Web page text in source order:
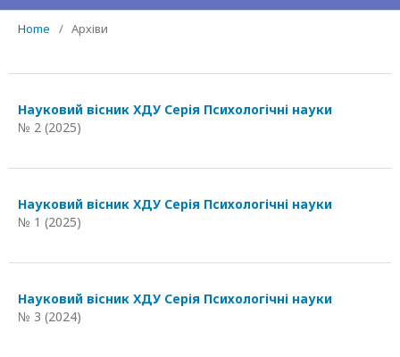
Home / Архіви
Науковий вісник ХДУ Серія Психологічні науки
№ 2 (2025)
Науковий вісник ХДУ Серія Психологічні науки
№ 1 (2025)
Науковий вісник ХДУ Серія Психологічні науки
№ 3 (2024)